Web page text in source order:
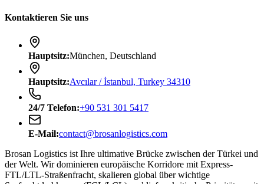
Kontaktieren Sie uns
Hauptsitz:München, Deutschland
Hauptsitz:Avcılar / İstanbul, Turkey 34310
24/7 Telefon:+90 531 301 5417
E-Mail:contact@brosanlogistics.com
Brosan Logistics ist Ihre ultimative Brücke zwischen der Türkei und
der Welt. Wir dominieren europäische Korridore mit Express-
FTL/LTL-Straßenfracht, skalieren global über wichtige